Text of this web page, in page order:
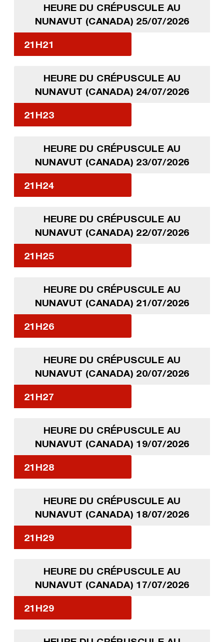
HEURE DU CRÉPUSCULE AU
NUNAVUT (CANADA) 25/07/2026
21H21
HEURE DU CRÉPUSCULE AU
NUNAVUT (CANADA) 24/07/2026
21H23
HEURE DU CRÉPUSCULE AU
NUNAVUT (CANADA) 23/07/2026
21H24
HEURE DU CRÉPUSCULE AU
NUNAVUT (CANADA) 22/07/2026
21H25
HEURE DU CRÉPUSCULE AU
NUNAVUT (CANADA) 21/07/2026
21H26
HEURE DU CRÉPUSCULE AU
NUNAVUT (CANADA) 20/07/2026
21H27
HEURE DU CRÉPUSCULE AU
NUNAVUT (CANADA) 19/07/2026
21H28
HEURE DU CRÉPUSCULE AU
NUNAVUT (CANADA) 18/07/2026
21H29
HEURE DU CRÉPUSCULE AU
NUNAVUT (CANADA) 17/07/2026
21H29